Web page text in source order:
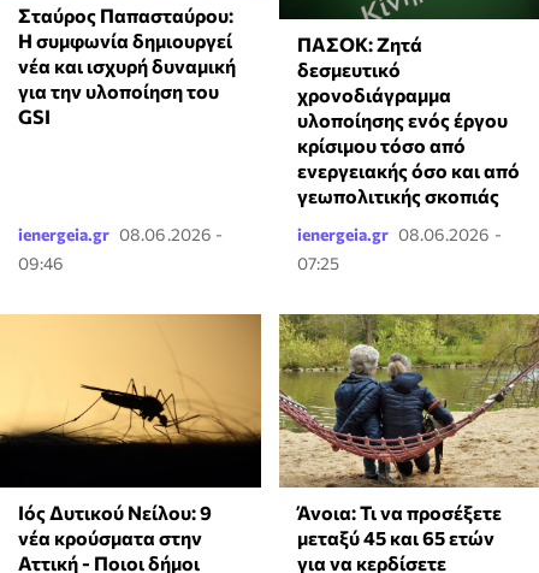
Σταύρος Παπασταύρου:
Η συμφωνία δημιουργεί
νέα και ισχυρή δυναμική
για την υλοποίηση του
GSI
ienergeia.gr 08.06.2026 -
09:46
ΠΑΣΟΚ: Ζητά
δεσμευτικό
χρονοδιάγραμμα
υλοποίησης ενός έργου
κρίσιμου τόσο από
ενεργειακής όσο και από
γεωπολιτικής σκοπιάς
ienergeia.gr 08.06.2026 -
07:25
Ιός Δυτικού Νείλου: 9
νέα κρούσματα στην
Αττική - Ποιοι δήμοι
Άνοια: Τι να προσέξετε
μεταξύ 45 και 65 ετών
για να κερδίσετε